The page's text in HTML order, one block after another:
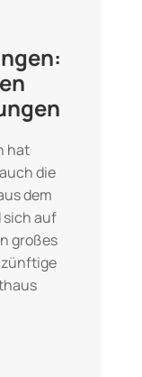
hat
die
dem
auf
großes
zünftige